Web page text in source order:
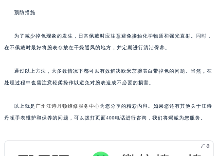
预防措施
为了减少掉色现象的发生，日常佩戴时应注意避免接触化学物质和强光直射。同时，
在不佩戴时最好将腕表存放在干燥通风的地方，并定期进行清洁保养。
通过以上方法，大多数情况下都可以有效解决欧米茄腕表白带掉色的问题。当然，在
处理过程中也需注意轻柔操作以避免对腕表造成不必要的损害。
以上就是 广州江诗丹顿维修服务中心为您分享的精彩内容。如果您还有其他关于江诗
丹顿手表维护和保养的问题，可以拨打页面400电话进行咨询，我们将竭诚为您服务。